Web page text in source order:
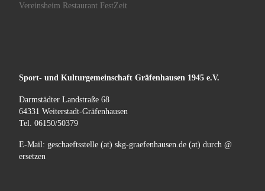
Vereinsheim Restaurant FestZeit
Sport- und Kulturgemeinschaft Gräfenhausen 1945 e.V.
Darmstädter Landstraße 68
64331 Weiterstadt-Gräfenhausen
Tel. 06150/50379
E-Mail: geschaeftsstelle (at) skg-graefenhausen.de (at) durch @
ersetzen